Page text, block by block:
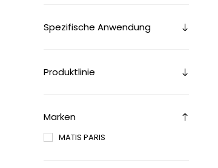
Spezifische Anwendung
Produktlinie
Marken
MATIS PARIS